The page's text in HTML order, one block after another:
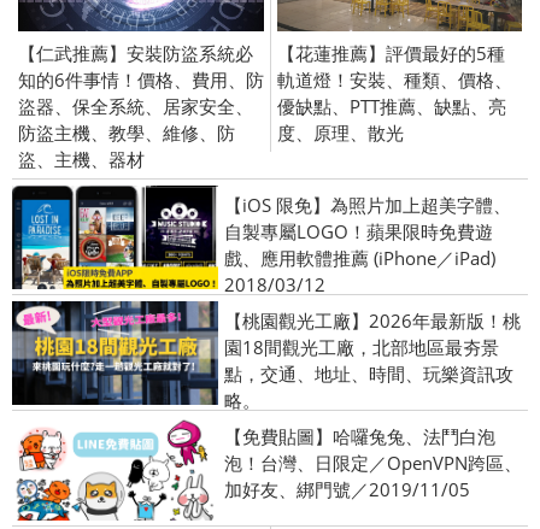
【仁武推薦】安裝防盜系統必
知的6件事情！價格、費用、防
盜器、保全系統、居家安全、
防盜主機、教學、維修、防
盜、主機、器材
【花蓮推薦】評價最好的5種
軌道燈！安裝、種類、價格、
優缺點、PTT推薦、缺點、亮
度、原理、散光
【iOS 限免】為照片加上超美字體、
自製專屬LOGO！蘋果限時免費遊
戲、應用軟體推薦 (iPhone／iPad)
2018/03/12
【桃園觀光工廠】2026年最新版！桃
園18間觀光工廠，北部地區最夯景
點，交通、地址、時間、玩樂資訊攻
略。
【免費貼圖】哈囉兔兔、法鬥白泡
泡！台灣、日限定／OpenVPN跨區、
加好友、綁門號／2019/11/05